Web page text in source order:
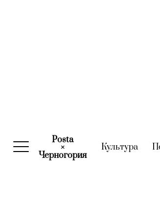
Posta
×
Черногория(current)
Культура